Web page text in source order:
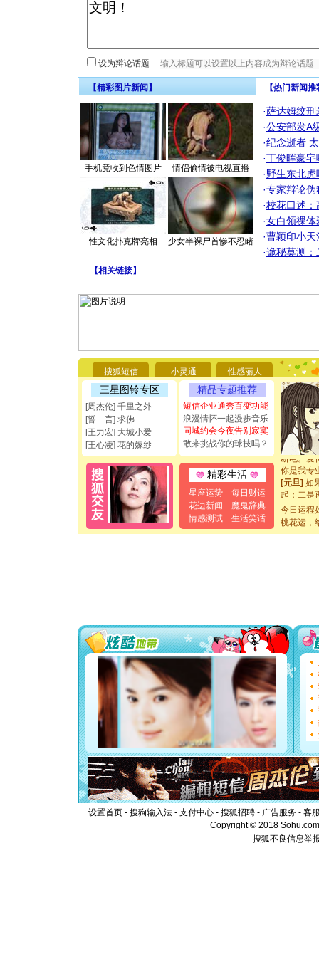
设为辩论话题
【精彩图片新闻】
手机竟收到色情图片 情侣偷情被电视直播
性文化扑克牌亮相 少女半裸尸首惨不忍睹
【热门新闻
·萨达姆绞刑
·公安部发A
·纪念逝者
·丁俊晖豪
·野生东北
·专家辩论伪
·校花口述：
·女白领祼体
·曹颖印小天
·诡秘莫测：
【相关链接】
搜狐短信 小灵通 性感丽人
三星图铃专区
[周杰伦] 千里之外
[誓 言] 求佛
[王力宏] 大城小爱
[王心凌] 花的嫁纱
精品专题推荐
短信企业通秀百变功能
浪漫情怀一起漫步音乐
同城约会今夜告别寂寞
敢来挑战你的球技吗？
精彩生活
星座运势
每日财运
花边新闻
魔鬼辞典
情感测试
生活笑话
你太多，
要平安
[圣诞节]
能正大光
都要快乐
[圣诞节]
如意,快
[元旦]看
断电。爱
你是我专
[元旦]如
起；二是
[元旦]当
泣，这痛
你太多，
要平安
[圣诞节]
能正大
都要快乐
[圣诞节]
如意,快
[元旦]
看
断电。
你是我
[元旦]如
起；二是
离。水晶
[元旦]当
泣，这痛
卖了。水
[春节]风
颜！冬去
今日运程
桃花运，
设置首页 - 搜狗输入法 - 支付中心 - 搜狐招聘 - 广告服务 - 客
Copyright © 2018
搜狐不良信息举